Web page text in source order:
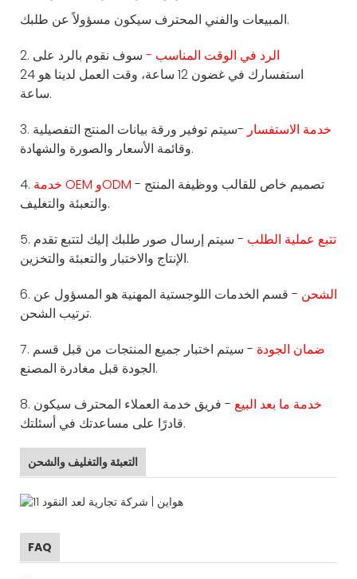
المبيعات والفني المحترف سيكون مسؤولاً عن طلبك.
2.
الرد في الوقت المناسب - سوف نقوم بالرد على
استفسارك في غضون 12 ساعة، وقت العمل لدينا هو 24
ساعة.
3.
خدمة الاستفسار -سيتم توفير ورقة بيانات المنتج التفصيلية
وقائمة الأسعار والصورة والشهادة.
4.
خدمة OEM وODM - تصميم خاص للقالب ووظيفة المنتج
والتعبئة والتغليف.
5.
تتبع عملية الطلب - سيتم إرسال صور طلبك إليك لتتبع تقدم
الإنتاج والاختبار والتعبئة والتخزين.
6.
الشحن - قسم الخدمات اللوجستية المهنية هو المسؤول عن
ترتيب الشحن.
7.
ضمان الجودة - سيتم اختبار جميع المنتجات من قبل قسم
الجودة قبل مغادرة المصنع.
8.
خدمة ما بعد البيع - فريق خدمة العملاء المحترف سيكون
قادرًا على مساعدتك في أسئلتك.
التعبئة والتغليف والشحن
FAQ